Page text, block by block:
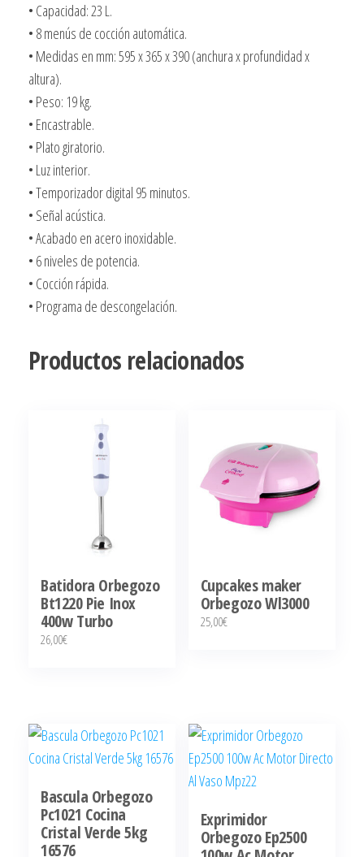
• Capacidad: 23 L.
• 8 menús de cocción automática.
• Medidas en mm: 595 x 365 x 390 (anchura x profundidad x
altura).
• Peso: 19 kg.
• Encastrable.
• Plato giratorio.
• Luz interior.
• Temporizador digital 95 minutos.
• Señal acústica.
• Acabado en acero inoxidable.
• 6 niveles de potencia.
• Cocción rápida.
• Programa de descongelación.
Productos relacionados
Batidora Orbegozo
Bt1220 Pie Inox
400w Turbo
26,00€
Cupcakes maker
Orbegozo Wl3000
25,00€
Bascula Orbegozo
Pc1021 Cocina
Cristal Verde 5kg
16576
Exprimidor
Orbegozo Ep2500